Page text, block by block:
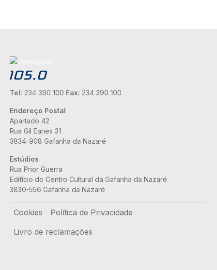
Tel: 234 390 100 Fax: 234 390 100
Endereço Postal
Apartado 42
Rua Gil Eanes 31
3834-908 Gafanha da Nazaré
Estúdios
Rua Prior Guerra
Edifício do Centro Cultural da Gafanha da Nazaré
3830-556 Gafanha da Nazaré
Rodapé
Cookies
Política de Privacidade
Livro de reclamações